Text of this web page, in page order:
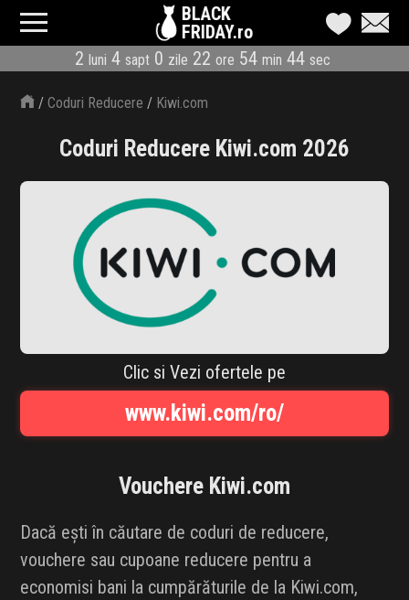
BLACK
FRIDAY.ro
2 luni 4 sapt 0 zile 22 ore 54 min 43 sec
CATEGORII
MAGAZINE
ÎNSCRIE MAGAZIN
LIVE BLOG
REDUCERI
CODURI REDUCERE
ABONARE NEWSLETTER
INFLUENCER SQUAD
BRANDURI
IDEI DE CADOURI
ȘTIRI
/Coduri Reducere / Kiwi.com
Coduri Reducere Kiwi.com 2026
Clic si Vezi ofertele pe
www.kiwi.com/ro/
Vouchere Kiwi.com
Dacă ești în căutare de coduri de reducere,
vouchere sau cupoane reducere pentru a
economisi bani la cumpărăturile de la Kiwi.com,